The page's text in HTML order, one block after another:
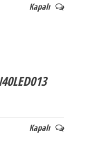
Kapalı
Kapalı